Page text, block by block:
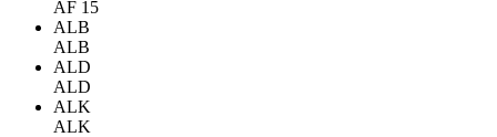
AF 15
ALB
ALB
ALD
ALD
ALK
ALK